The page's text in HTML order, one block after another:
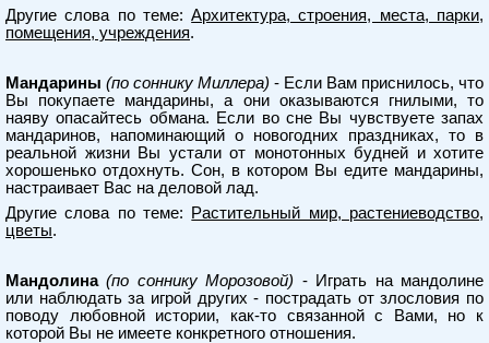
Другие слова по теме:Архитектура, строения, места, парки,
помещения, учреждения.
Мандарины (по соннику Миллера) - Если Вам приснилось, что
Вы покупаете мандарины, а они оказываются гнилыми, то
наяву опасайтесь обмана. Если во сне Вы чувствуете запах
мандаринов, напоминающий о новогодних праздниках, то в
реальной жизни Вы устали от монотонных будней и хотите
хорошенько отдохнуть. Сон, в котором Вы едите мандарины,
настраивает Вас на деловой лад.
Другие слова по теме:
Растительный мир, растениеводство,
цветы.
Мандолина (по соннику Морозовой) - Играть на мандолине
или наблюдать за игрой других - пострадать от злословия по
поводу любовной истории, как-то связанной с Вами, но к
которой Вы не имеете конкретного отношения.